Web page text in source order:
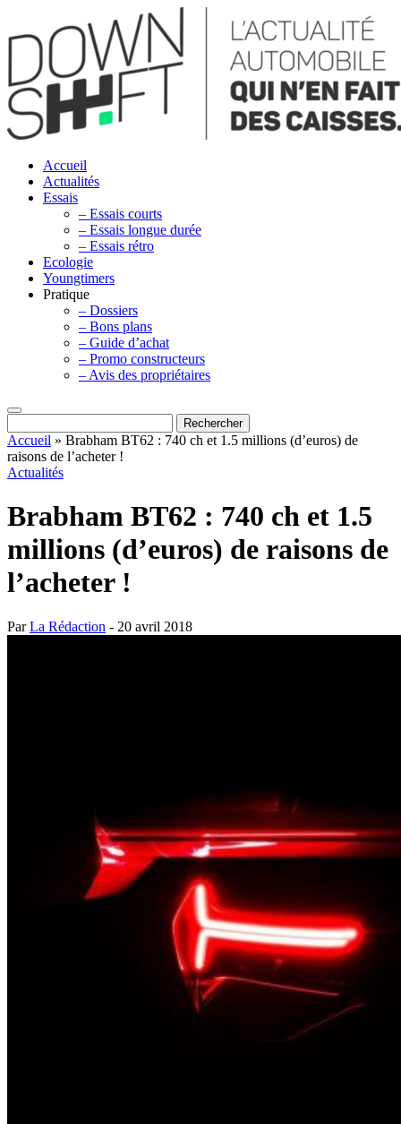
Accueil
Actualités
Essais
– Essais courts
– Essais longue durée
– Essais rétro
Ecologie
Youngtimers
Pratique
– Dossiers
– Bons plans
– Guide d’achat
– Promo constructeurs
– Avis des propriétaires
Accueil » Brabham BT62 : 740 ch et 1.5 millions (d’euros) de
raisons de l’acheter !
Actualités
Brabham BT62 : 740 ch et 1.5
millions (d’euros) de raisons de
l’acheter !
ParLa Rédaction - 20 avril 2018